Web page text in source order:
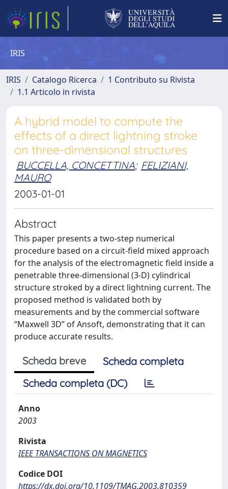
IRIS
IRIS Catalogo Ricerca
1 Contributo su Rivista
1.1 Articolo in rivista
A hybrid model to compute the
effects of a direct lightning stroke
on three-dimensional structures
BUCCELLA, CONCETTINA; FELIZIANI,
MAURO
2003-01-01
Abstract
This paper presents a two-step numerical
procedure based on a circuit-field mixed approach
for the analysis of the electromagnetic field inside a
penetrable three-dimensional (3-D) cylindrical
structure stroked by a direct lightning current. The
proposed method is validated both by
measurements and by the commercial software
“Maxwell 3D” of Ansoft, demonstrating that it can
produce accurate results.
Scheda breve
Scheda completa
Scheda completa (DC)
Anno
2003
Rivista
IEEE TRANSACTIONS ON MAGNETICS
Codice DOI
https://dx.doi.org/10.1109/TMAG.2003.810359